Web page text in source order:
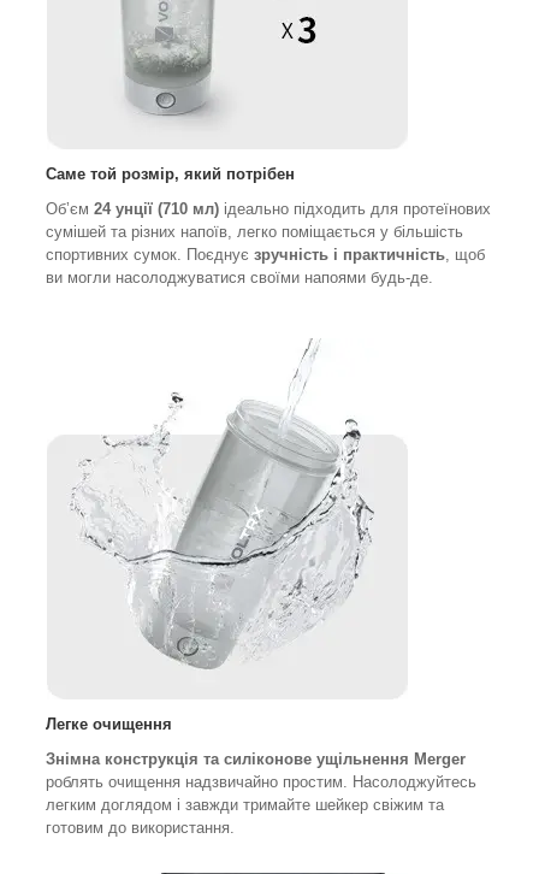
Саме той розмір, який потрібен
Обʼєм 24 унції (710 мл) ідеально підходить для протеїнових
сумішей та різних напоїв, легко поміщається у більшість
спортивних сумок. Поєднує зручність і практичність , щоб
ви могли насолоджуватися своїми напоями будь-де.
Легке очищення
Знімна конструкція та силіконове ущільнення Merger
роблять очищення надзвичайно простим. Насолоджуйтесь
легким доглядом і завжди тримайте шейкер свіжим та
готовим до використання.